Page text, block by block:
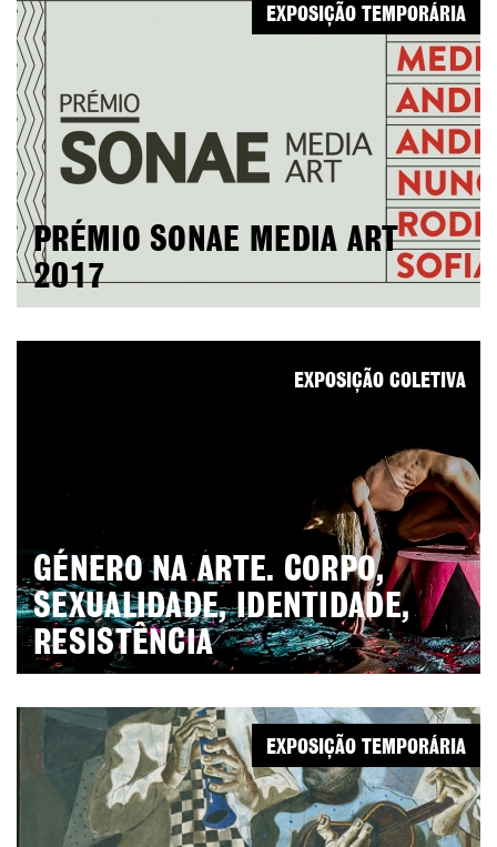
PRÉMIO SONAE MEDIA ART
2017
EXPOSIÇÃO TEMPORÁRIA
GÉNERO NA ARTE. CORPO,
SEXUALIDADE, IDENTIDADE,
RESISTÊNCIA
EXPOSIÇÃO COLETIVA
EXPOSIÇÃO TEMPORÁRIA